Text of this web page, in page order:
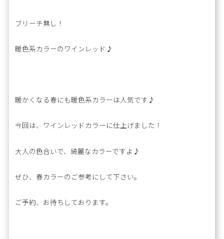
ブリーチ無し！
暖色系カラーのワインレッド♪
暖かくなる春にも暖色系カラーは人気です♪
今回は、ワインレッドカラーに仕上げました！
大人の色合いで、綺麗なカラーですよ♪
ぜひ、春カラーのご参考にして下さい。
ご予約、お待ちしております。